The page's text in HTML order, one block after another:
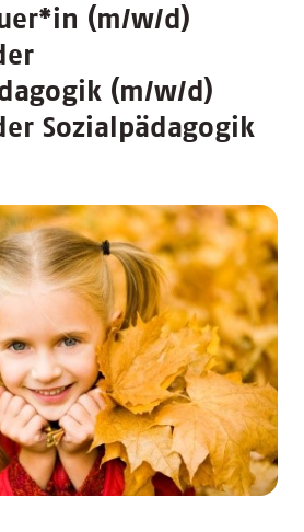
*in (m/w/d)
(m/w/d)
Sozialpädagogik